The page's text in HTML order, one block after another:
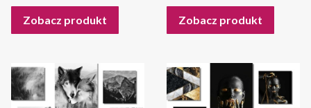
Zobacz produkt Zobacz produkt